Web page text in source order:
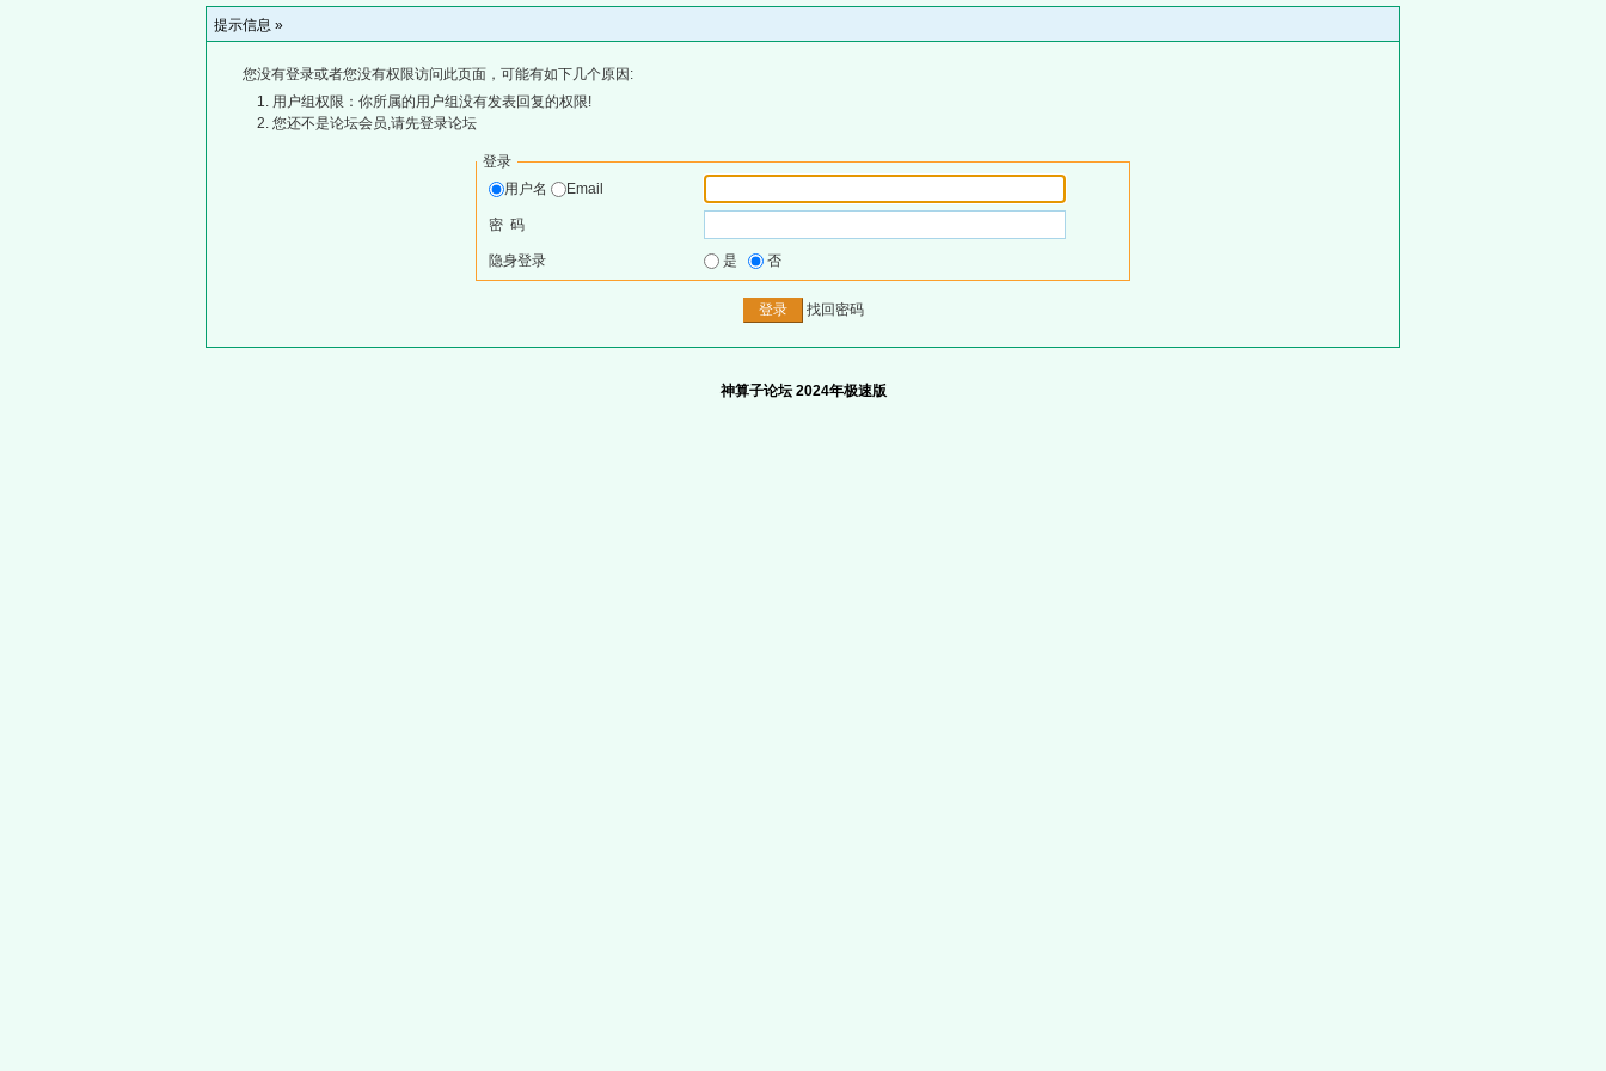
提示信息 »
您没有登录或者您没有权限访问此页面，可能有如下几个原因:
用户组权限：你所属的用户组没有发表回复的权限!
您还不是论坛会员,请先登录论坛
登录
用户名
Email
密 码
隐身登录 是 否
找回密码
神算子论坛 2024年极速版